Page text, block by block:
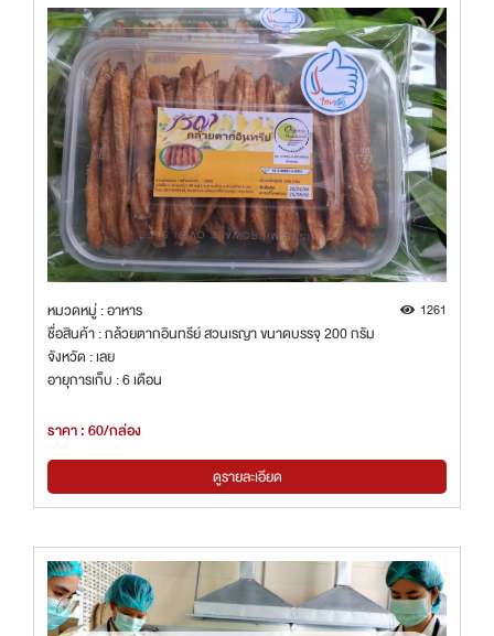
หมวดหมู่ : อาหาร 1261
ชื่อสินค้า : กล้วยตากอินทรีย์ สวนเรญา ขนาดบรรจุ 200 กรัม
จังหวัด : เลย
อายุการเก็บ : 6 เดือน
ราคา : 60/กล่อง
ดูรายละเอียด